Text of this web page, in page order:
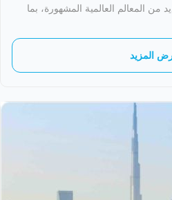
من المعالم العالمية المشهورة، بما
المزيد